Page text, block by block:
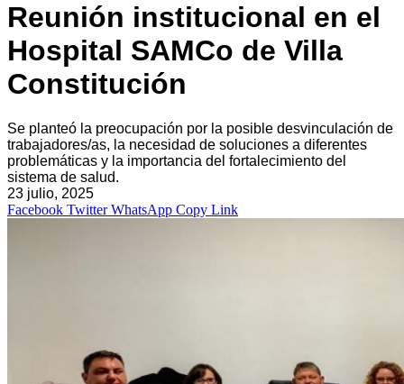
Reunión institucional en el
Hospital SAMCo de Villa
Constitución
Se planteó la preocupación por la posible desvinculación de
trabajadores/as, la necesidad de soluciones a diferentes
problemáticas y la importancia del fortalecimiento del
sistema de salud.
23 julio, 2025
Facebook Twitter WhatsApp Copy Link